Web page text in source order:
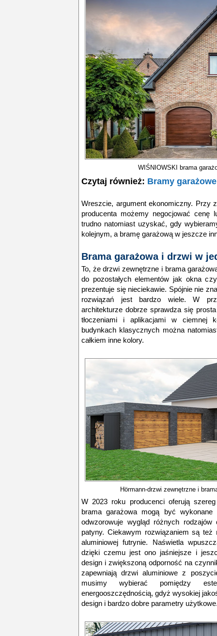
WIŚNIOWSKI brama
Czytaj również: Bramy
Wreszcie, argument ekonomiczny. Przy
producenta możemy negocjować cenę
trudno natomiast uzyskać, gdy
kolejnym, a bramę garażową w jeszcze
Brama garażowa i drzwi w
To, że drzwi zewnętrzne i brama
do pozostałych elementów jak okna
prezentuje się nieciekawie. Spójnie nie
rozwiązań jest bardzo wiele. W
architekturze dobrze sprawdza się
tłoczeniami i aplikacjami w ciemnej
budynkach klasycznych można
całkiem inne kolory.
Hörmann-drzwi zewnętrzne i
W 2023 roku producenci oferują
brama garażowa mogą być
odwzorowuje wygląd różnych rodzajów
patyny. Ciekawym rozwiązaniem są
aluminiowej futrynie. Naświetla
dzięki czemu jest ono jaśniejsze i
design i zwiększoną odporność na
zapewniają drzwi aluminiowe z
musimy wybierać pomiędzy
energooszczędnością, gdyż wysokiej
design i bardzo dobre parametry